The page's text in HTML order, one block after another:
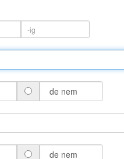
de nem
de nem